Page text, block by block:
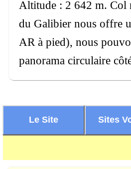
Altitude : 2 642 m. Col
du Galibier nous offre
AR à pied), nous
panorama circulaire
Le Site Sites